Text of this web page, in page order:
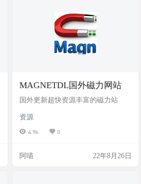
MAGNETDL国外磁力网站
国外更新超快资源丰富的磁力站
资源
4.9k 0
阿喵 22年8月26日